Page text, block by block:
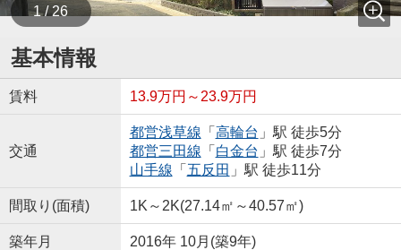
1 / 26
基本情報
賃料 13.9万円～23.9万円
交通
都営浅草線 「 高輪台 」駅 徒歩5分
都営三田線 「 白金台 」駅 徒歩7分
山手線 「 五反田 」駅 徒歩11分
間取り(面積) 1K～2K(27.14㎡～40.57㎡)
築年月 2016年 10月(築9年)